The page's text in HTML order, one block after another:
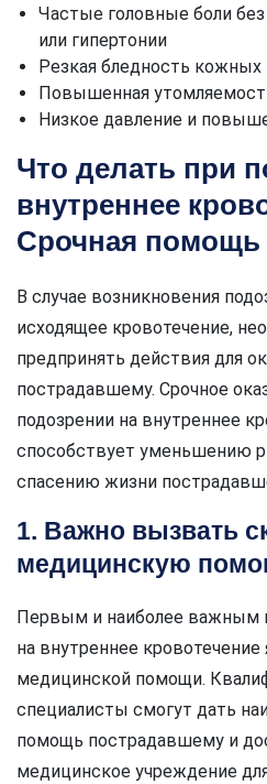
Частые головные боли
или гипертонии
Резкая бледность кожных
Повышенная
Низкое давление и
Что делать при
внутреннее
Срочная помощь
В случае возникновения
исходящее кровотечение,
предпринять действия для
пострадавшему. Срочное
подозрении на внутреннее
способствует уменьшению
спасению жизни
1. Важно вызвать
медицинскую
Первым и наиболее важным
на внутреннее
медицинской помощи.
специалисты смогут дать
помощь пострадавшему и
медицинское учреждение